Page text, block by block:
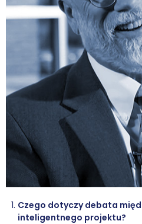
Wybór
Dla
Darmowy
Linki
FAQ
Spis
Filmy
Czego dotyczy debata
inteligentnego projektu?